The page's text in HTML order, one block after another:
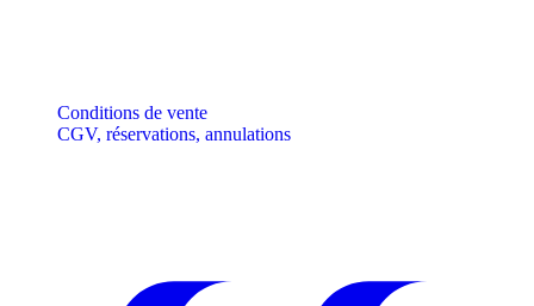
Conditions de vente
CGV, réservations, annulations